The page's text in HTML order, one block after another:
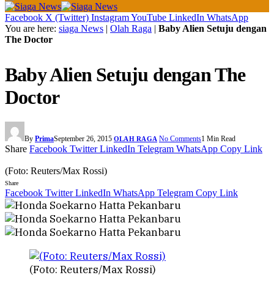
Facebook X (Twitter) InstagramYouTube LinkedIn WhatsApp
You are here: siaga News | Olah Raga | Baby Alien Setuju dengan
The Doctor
Baby Alien Setuju dengan The
Doctor
By PrimaSeptember 26, 2015 OLAH RAGA No Comments1 Min Read
Share Facebook Twitter LinkedIn Telegram WhatsApp Copy Link
(Foto: Reuters/Max Rossi)
Share
Facebook Twitter LinkedIn WhatsApp Telegram Copy Link
(Foto: Reuters/Max Rossi)